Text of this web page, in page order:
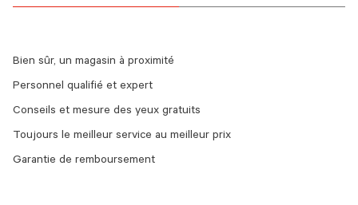
Bien sûr, un magasin à proximité
Personnel qualifié et expert
Conseils et mesure des yeux gratuits
Toujours le meilleur service au meilleur prix
Garantie de remboursement